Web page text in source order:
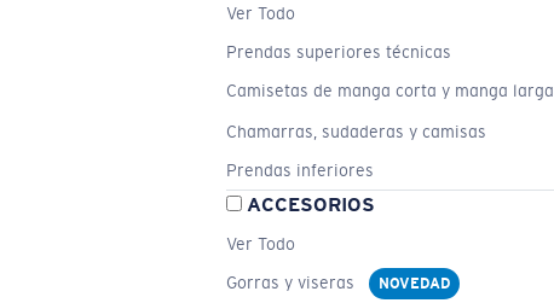
Ver Todo
Prendas superiores técnicas
Camisetas de manga corta y manga larga
Chamarras, sudaderas y camisas
Prendas inferiores
ACCESORIOS
Ver Todo
Gorras y viseras
NOVEDAD